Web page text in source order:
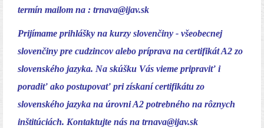
termín mailom na : trnava@ijav.sk
Prijímame prihlášky na kurzy slovenčiny - všeobecnej
slovenčiny pre cudzincov alebo príprava na certifikát A2 zo
slovenského jazyka. Na skúšku Vás vieme pripraviť i
poradiť ako postupovať pri získaní certifikátu zo
slovenského jazyka na úrovni A2 potrebného na rôznych
inštitúciách. Kontaktujte nás na trnava@ijav.sk